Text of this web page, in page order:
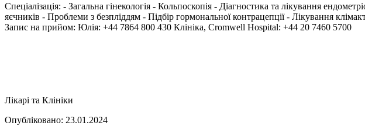
Спеціалізація: - Загальна гінекологія - Кольпоскопія - Діагностика та лікування
яєчників - Проблеми з безпліддям - Підбір гормональної контрацепції - Лікування
Запис на прийом: Юлія: +44 7864 800 430 Клініка, Cromwell Hospital: +44 20 7460 5700
Лікарі та Клініки
Опубліковано: 23.01.2024